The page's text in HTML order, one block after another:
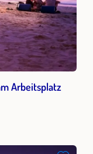
Arbeitsplatz